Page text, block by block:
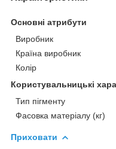
Основні атрибути
Виробник
Країна виробник
Колір
Користувальницькі
Тип пігменту
Фасовка матеріалу (кг)
Приховати